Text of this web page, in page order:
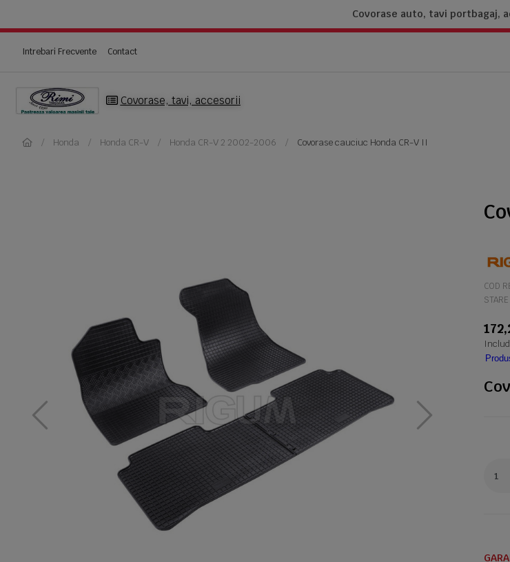
Covorase auto, tavi portbagaj,
Intrebari Frecvente Contact
Covorase, tavi, accesorii
Honda Honda CR-V Honda CR-V 2 2002-2006 Covorase cauciuc Honda CR-V II
COD
STARE